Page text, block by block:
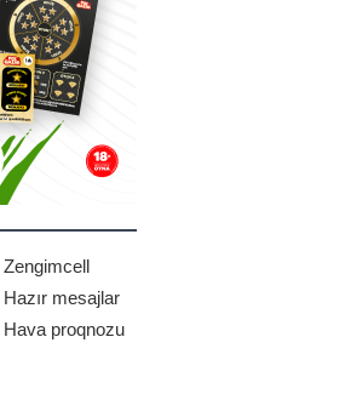
Zengimcell
Hazır mesajlar
Hava proqnozu